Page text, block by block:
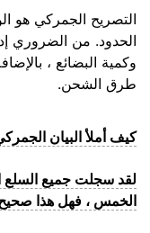
التصريح الجمركي هو
الحدود. من الضروري
وكمية البضائع ،
طرق الشحن.
كيف أملأ البيان
لقد سجلت جميع
الخمس ، فهل هذا